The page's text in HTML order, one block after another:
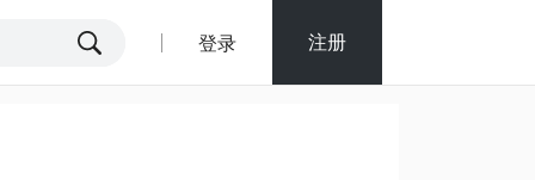
登录 注册